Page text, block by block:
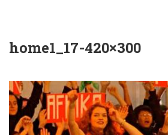
home1_17-420×300